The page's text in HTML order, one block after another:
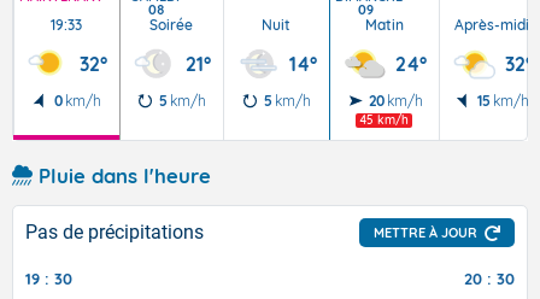
19:33
32°
0 km/h
08
Soirée
21°
5 km/h
Nuit
14°
5 km/h
09
Matin
24°
20 km/h
45 km/h
Après-midi
32°
15 km/h
Pluie dans l'heure
Pas de précipitations METTRE À JOUR
19 : 30 20 : 30